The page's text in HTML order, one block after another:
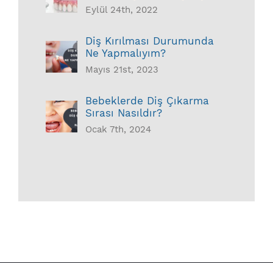
Eylül 24th, 2022
Diş Kırılması Durumunda
Ne Yapmalıyım?
Mayıs 21st, 2023
Bebeklerde Diş Çıkarma
Sırası Nasıldır?
Ocak 7th, 2024